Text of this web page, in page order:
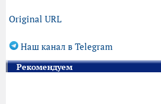
Original URL
Наш канал в Telegram
Рекомендуем